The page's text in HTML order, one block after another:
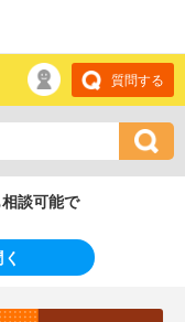
質問する
談可能で